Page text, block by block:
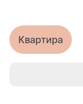
Квартира